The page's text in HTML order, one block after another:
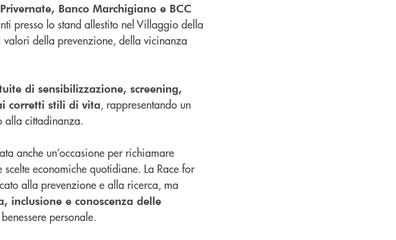
Banco Marchigiano e BCC
presso lo stand allestito nel Villaggio della
della prevenzione, della vicinanza
di sensibilizzazione, screening,
corretti stili di vita, rappresentando un
alla cittadinanza.
anche un’occasione per richiamare
economiche quotidiane. La Race for
alla prevenzione e alla ricerca, ma
inclusione e conoscenza delle
personale.